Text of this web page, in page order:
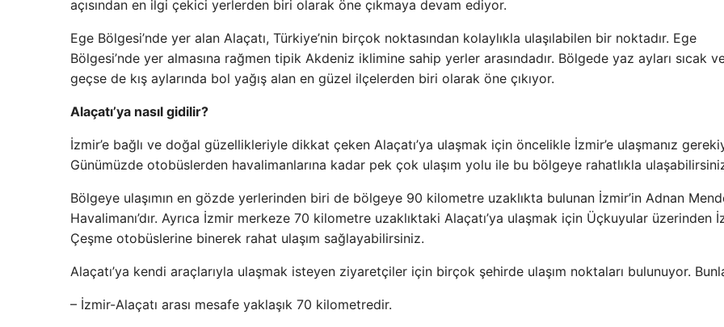
açısından en ilgi çekici yerlerden biri olarak öne çıkmaya devam ediyor.
Ege Bölgesi’nde yer alan Alaçatı, Türkiye’nin birçok noktasından kolaylıkla ulaşılabilen bir noktadır. Ege
Bölgesi’nde yer almasına rağmen tipik Akdeniz iklimine sahip yerler arasındadır. Bölgede yaz ayları sıcak
geçse de kış aylarında bol yağış alan en güzel ilçelerden biri olarak öne çıkıyor.
Alaçatı’ya nasıl gidilir?
İzmir’e bağlı ve doğal güzellikleriyle dikkat çeken Alaçatı’ya ulaşmak için öncelikle İzmir’e ulaşmanız
Günümüzde otobüslerden havalimanlarına kadar pek çok ulaşım yolu ile bu bölgeye rahatlıkla
Bölgeye ulaşımın en gözde yerlerinden biri de bölgeye 90 kilometre uzaklıkta bulunan İzmir’in Adnan
Havalimanı’dır. Ayrıca İzmir merkeze 70 kilometre uzaklıktaki Alaçatı’ya ulaşmak için Üçkuyular üzerinden
Çeşme otobüslerine binerek rahat ulaşım sağlayabilirsiniz.
Alaçatı’ya kendi araçlarıyla ulaşmak isteyen ziyaretçiler için birçok şehirde ulaşım noktaları bulunuyor.
– İzmir-Alaçatı arası mesafe yaklaşık 70 kilometredir.